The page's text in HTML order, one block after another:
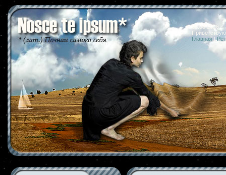
08.08.2026
Главная |